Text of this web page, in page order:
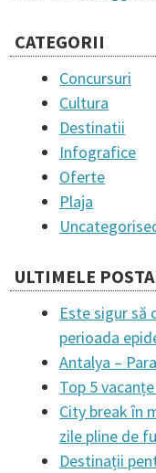
t
CATEGORII
Concursuri
Cultura
Destinatii
Infografice
Oferte
Plaja
ULTIMELE
Este sigur să
perioada
Antalya –
Top 5
City break în
zile pline de
Destinații